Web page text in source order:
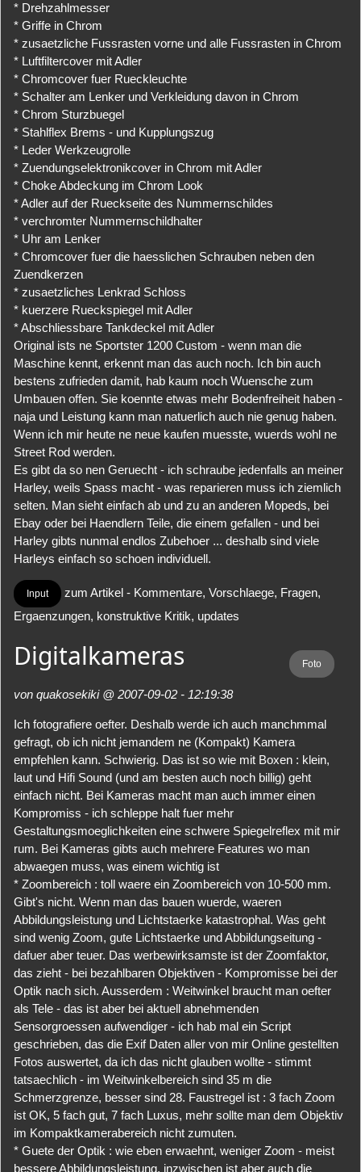
* Drehzahlmesser
* Griffe in Chrom
* zusaetzliche Fussrasten vorne und alle Fussrasten in Chrom
* Luftfiltercover mit Adler
* Chromcover fuer Rueckleuchte
* Schalter am Lenker und Verkleidung davon in Chrom
* Chrom Sturzbuegel
* Stahlflex Brems - und Kupplungszug
* Leder Werkzeugrolle
* Zuendungselektronikcover in Chrom mit Adler
* Choke Abdeckung im Chrom Look
* Adler auf der Rueckseite des Nummernschildes
* verchromter Nummernschildhalter
* Uhr am Lenker
* Chromcover fuer die haesslichen Schrauben neben den
Zuendkerzen
* zusaetzliches Lenkrad Schloss
* kuerzere Rueckspiegel mit Adler
* Abschliessbare Tankdeckel mit Adler
Original ists ne Sportster 1200 Custom - wenn man die
Maschine kennt, erkennt man das auch noch. Ich bin auch
bestens zufrieden damit, hab kaum noch Wuensche zum
Umbauen offen. Sie koennte etwas mehr Bodenfreiheit haben -
naja und Leistung kann man natuerlich auch nie genug haben.
Wenn ich mir heute ne neue kaufen muesste, wuerds wohl ne
Street Rod werden.
Es gibt da so nen Geruecht - ich schraube jedenfalls an meiner
Harley, weils Spass macht - was reparieren muss ich ziemlich
selten. Man sieht einfach ab und zu an anderen Mopeds, bei
Ebay oder bei Haendlern Teile, die einem gefallen - und bei
Harley gibts nunmal endlos Zubehoer ... deshalb sind viele
Harleys einfach so schoen individuell.
Input
zum Artikel - Kommentare, Vorschlaege, Fragen,
Ergaenzungen, konstruktive Kritik, updates
Foto
Digitalkameras
von quakosekiki @ 2007-09-02 - 12:19:38
Ich fotografiere oefter. Deshalb werde ich auch manchmmal
gefragt, ob ich nicht jemandem ne (Kompakt) Kamera
empfehlen kann. Schwierig. Das ist so wie mit Boxen : klein,
laut und Hifi Sound (und am besten auch noch billig) geht
einfach nicht. Bei Kameras macht man auch immer einen
Kompromiss - ich schleppe halt fuer mehr
Gestaltungsmoeglichkeiten eine schwere Spiegelreflex mit mir
rum. Bei Kameras gibts auch mehrere Features wo man
abwaegen muss, was einem wichtig ist
* Zoombereich : toll waere ein Zoombereich von 10-500 mm.
Gibt's nicht. Wenn man das bauen wuerde, waeren
Abbildungsleistung und Lichtstaerke katastrophal. Was geht
sind wenig Zoom, gute Lichtstaerke und Abbildungseitung -
dafuer aber teuer. Das werbewirksamste ist der Zoomfaktor,
das zieht - bei bezahlbaren Objektiven - Kompromisse bei der
Optik nach sich. Ausserdem : Weitwinkel braucht man oefter
als Tele - das ist aber bei aktuell abnehmenden
Sensorgroessen aufwendiger - ich hab mal ein Script
geschrieben, das die Exif Daten aller von mir Online gestellten
Fotos auswertet, da ich das nicht glauben wollte - stimmt
tatsaechlich - im Weitwinkelbereich sind 35 m die
Schmerzgrenze, besser sind 28. Faustregel ist : 3 fach Zoom
ist OK, 5 fach gut, 7 fach Luxus, mehr sollte man dem Objektiv
im Kompaktkamerabereich nicht zumuten.
* Guete der Optik : wie eben erwaehnt, weniger Zoom - meist
bessere Abbildungsleistung, inzwischen ist aber auch die